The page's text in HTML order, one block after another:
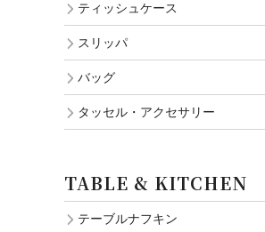
ティッシュケース
スリッパ
バッグ
タッセル・アクセサリー
TABLE & KITCHEN
テーブルナフキン